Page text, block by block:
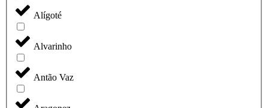
Alígoté
Alvarinho
Antão Vaz